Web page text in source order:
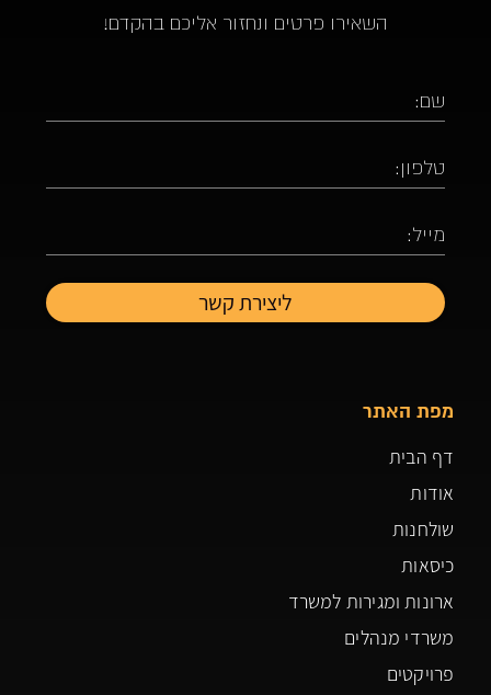
השאירו פרטים ונחזור אליכם בהקדם!
מפת האתר
דף הבית
אודות
שולחנות
כיסאות
ארונות ומגירות למשרד
משרדי מנהלים
פרויקטים